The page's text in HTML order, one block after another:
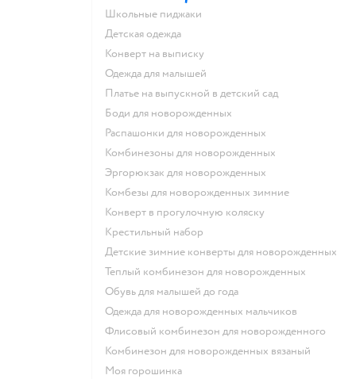
Школьные пиджаки
Детская одежда
Конверт на выписку
Одежда для малышей
Платье на выпускной в детский сад
Боди для новорожденных
Распашонки для новорожденных
Комбинезоны для новорожденных
Эргорюкзак для новорожденных
Комбезы для новорожденных зимние
Конверт в прогулочную коляску
Крестильный набор
Детские зимние конверты для новорожденных
Теплый комбинезон для новорожденных
Обувь для малышей до года
Одежда для новорожденных мальчиков
Флисовый комбинезон для новорожденного
Комбинезон для новорожденных вязаный
Моя горошинка